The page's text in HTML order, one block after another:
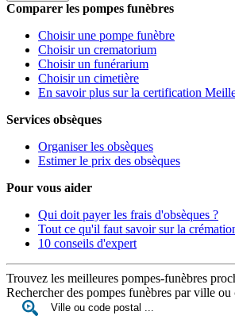
Comparer les pompes funèbres
Choisir une pompe funèbre
Choisir un crematorium
Choisir un funérarium
Choisir un cimetière
En savoir plus sur la certification
Services obsèques
Organiser les obsèques
Estimer le prix des obsèques
Pour vous aider
Qui doit payer les frais d'obsèques ?
Tout ce qu'il faut savoir sur la
10 conseils d'expert
Trouvez les meilleures pompes-funèbres
Rechercher des pompes funèbres par ville ou